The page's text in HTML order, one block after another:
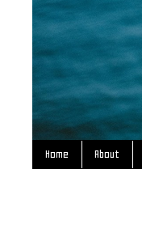
Home About